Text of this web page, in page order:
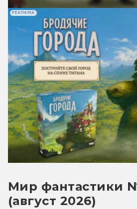
РЕКЛАМА
Мир фантастики
(август 2026)